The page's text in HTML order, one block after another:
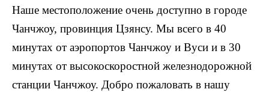
Наше местоположение очень доступно в городе
Чанчжоу, провинция Цзянсу. Мы всего в 40
минутах от аэропортов Чанчжоу и Вуси и в 30
минутах от высокоскоростной железнодорожной
станции Чанчжоу. Добро пожаловать в нашу